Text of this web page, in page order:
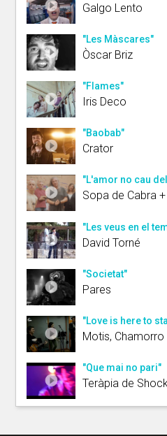
Galgo Lento
"Les Màscares"
Òscar Briz
"Flames"
Iris Deco
"Baobab"
Crator
"L'amor no cau
Sopa de Cabra
"Les veus en el
David Torné
"Societat"
Pares
"Love is here to
Motis, Chamorro
"Que mai no pari"
Teràpia de Shock